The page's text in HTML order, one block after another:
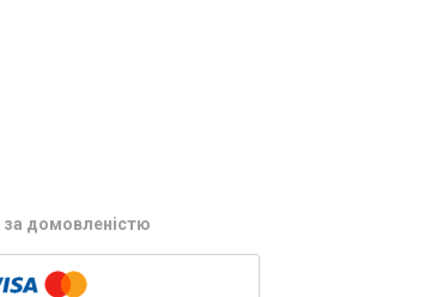
за домовленістю